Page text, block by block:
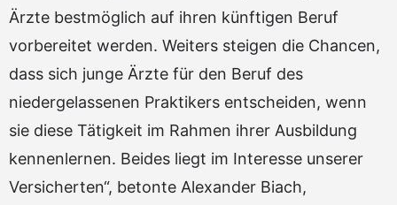
Ärzte bestmöglich auf ihren künftigen Beruf
vorbereitet werden. Weiters steigen die Chancen,
dass sich junge Ärzte für den Beruf des
niedergelassenen Praktikers entscheiden, wenn
sie diese Tätigkeit im Rahmen ihrer Ausbildung
kennenlernen. Beides liegt im Interesse unserer
Versicherten“, betonte Alexander Biach,